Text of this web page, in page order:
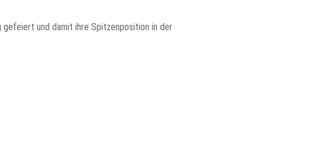
gefeiert und damit ihre Spitzenposition in der